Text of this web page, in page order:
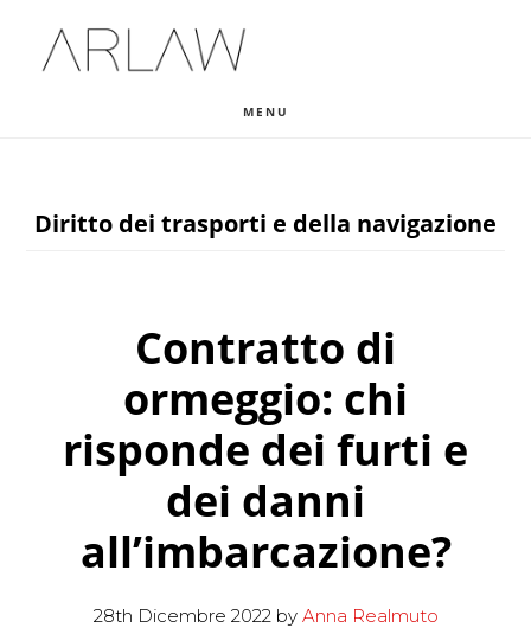
MENU
Diritto dei trasporti e della navigazione
Contratto di
ormeggio: chi
risponde dei furti e
dei danni
all’imbarcazione?
28th Dicembre 2022by Anna Realmuto